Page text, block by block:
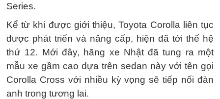
Series.
Kể từ khi được giới thiệu, Toyota Corolla liên tục
được phát triển và nâng cấp, hiện đã tới thế hệ
thứ 12. Mới đây, hãng xe Nhật đã tung ra một
mẫu xe gầm cao dựa trên sedan này với tên gọi
Corolla Cross với nhiều kỳ vọng sẽ tiếp nối đàn
anh trong tương lai.